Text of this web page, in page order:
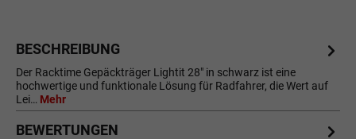
BESCHREIBUNG
Der Racktime Gepäckträger Lightit 28" in schwarz ist eine
hochwertige und funktionale Lösung für Radfahrer, die Wert auf
Lei… Mehr
BEWERTUNGEN